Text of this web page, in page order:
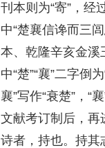
刊本则为“寄”，经
中“楚襄信谗而三
本、乾隆辛亥金溪
中“楚”“襄”二字倒
襄”写作“衰楚”，“
文献考订制后，再
诗者，持也。持其